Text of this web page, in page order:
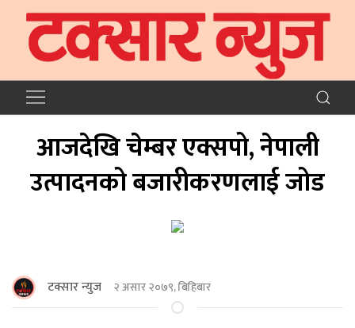
आजदेखि चेम्बर एक्सपो, नेपाली
उत्पादनको बजारीकरणलाई जोड
टक्सार न्युज २ असार २०७९, बिहिबार